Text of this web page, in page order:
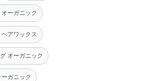
ーガニック
ヘアワックス
オーガニック
ガニック